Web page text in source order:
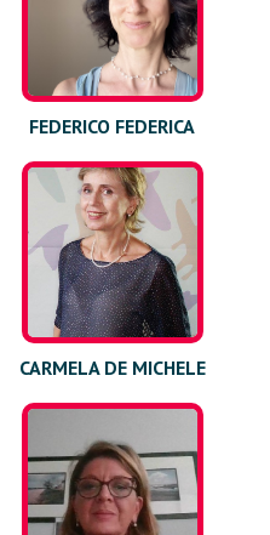
FEDERICO FEDERICA
CARMELA DE MICHELE